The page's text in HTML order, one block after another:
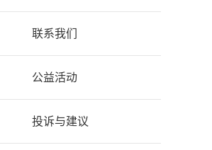
联系我们
公益活动
投诉与建议